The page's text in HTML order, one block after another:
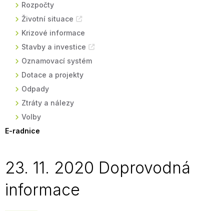
Rozpočty
Životní situace
Krizové informace
Stavby a investice
Oznamovací systém
Dotace a projekty
Odpady
Ztráty a nálezy
Volby
E-radnice
23. 11. 2020 Doprovodná
informace